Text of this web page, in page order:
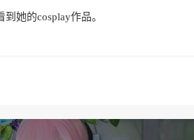
她的cosplay作品。